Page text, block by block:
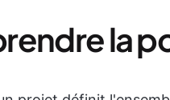
la